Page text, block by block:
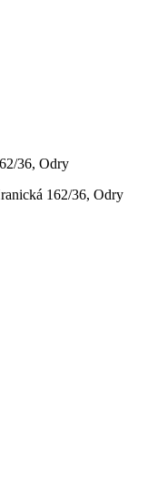
36, Odry
162/36, Odry